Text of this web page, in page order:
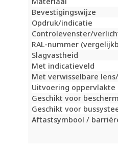
Bevestigingswijze
Opdruk/indicatie
Controlevenster/
RAL-nummer
Slagvastheid
Met indicatieveld
Met verwisselbare
Uitvoering oppervlakte
Geschikt voor
Geschikt voor
Aftastsymbool /